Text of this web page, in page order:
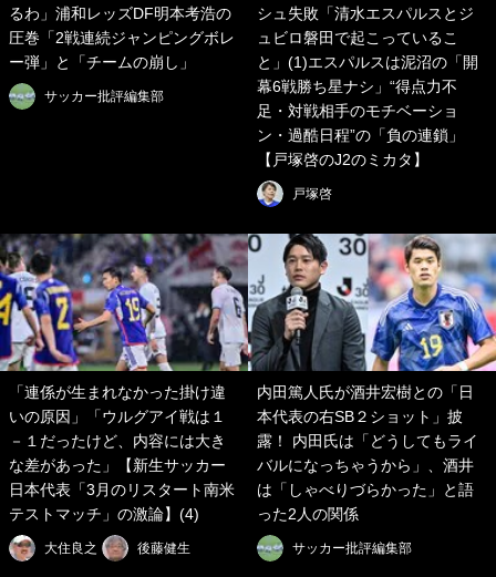
るわ」浦和レッズDF明本考浩の
圧巻「2戦連続ジャンピングボレ
ー弾」と「チームの崩し」
サッカー批評編集部
シュ失敗「清水エスパルスとジ
ュビロ磐田で起こっているこ
と」(1)エスパルスは泥沼の「開
幕6戦勝ち星ナシ」“得点力不
足・対戦相手のモチベーショ
ン・過酷日程”の「負の連鎖」
【戸塚啓のJ2のミカタ】
戸塚啓
「連係が生まれなかった掛け違
いの原因」「ウルグアイ戦は１
－１だったけど、内容には大き
な差があった」【新生サッカー
日本代表「3月のリスタート南米
テストマッチ」の激論】(4)
大住良之 後藤健生
内田篤人氏が酒井宏樹との「日
本代表の右SB２ショット」披
露！ 内田氏は「どうしてもライ
バルになっちゃうから」、酒井
は「しゃべりづらかった」と語
った2人の関係
サッカー批評編集部